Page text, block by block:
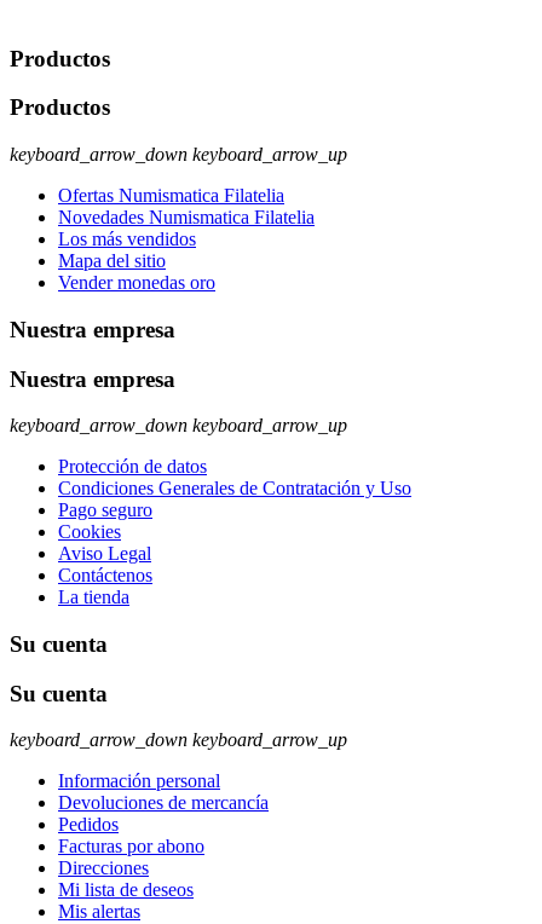
Productos
Productos
keyboard_arrow_down keyboard_arrow_up
Ofertas Numismatica Filatelia
Novedades Numismatica Filatelia
Los más vendidos
Mapa del sitio
Vender monedas oro
Nuestra empresa
Nuestra empresa
keyboard_arrow_down keyboard_arrow_up
Protección de datos
Condiciones Generales de Contratación y Uso
Pago seguro
Cookies
Aviso Legal
Contáctenos
La tienda
Su cuenta
Su cuenta
keyboard_arrow_down keyboard_arrow_up
Información personal
Devoluciones de mercancía
Pedidos
Facturas por abono
Direcciones
Mi lista de deseos
Mis alertas